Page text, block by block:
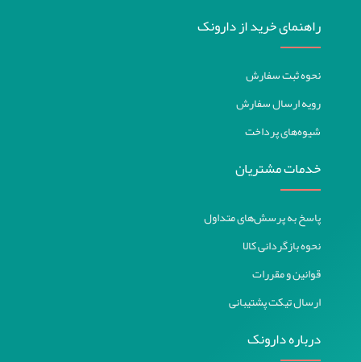
راهنمای خرید از دارونک
نحوه ثبت سفارش
رویه ارسال سفارش
شیوه‌های پرداخت
خدمات مشتریان
پاسخ به پرسش‌های متداول
نحوه بازگردانی کالا
قوانین و مقررات
ارسال تیکت پشتیبانی
درباره دارونک